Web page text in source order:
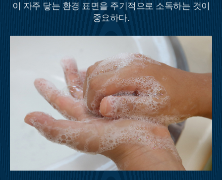
이 자주 닿는 환경 표면을 주기적으로 소독하는 것이
중요하다.